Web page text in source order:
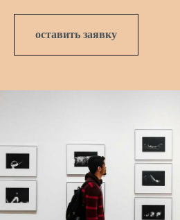
оставить заявку
Скачайте бесплатный гайд
скачать гайд для авторов